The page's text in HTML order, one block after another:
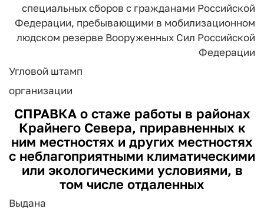
специальных сборов с гражданами Российской
Федерации, пребывающими в мобилизационном
людском резерве Вооруженных Сил Российской
Федерации
Угловой штамп
организации
СПРАВКА о стаже работы в районах
Крайнего Севера, приравненных к
ним местностях и других местностях
с неблагоприятными климатическими
или экологическими условиями, в
том числе отдаленных
Выдана